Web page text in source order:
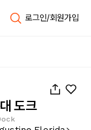
로그인/회원가입
도크